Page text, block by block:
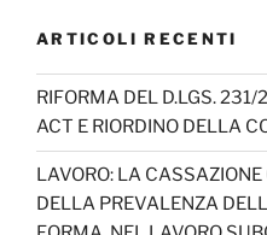
c
e
b
o
o
k
a
gr
a
m
T
o
k
k
e
dI
n
ARTICOLI RECENTI
RIFORMA DEL D.LGS. 231/
ACT E RIORDINO DELLA
LAVORO: LA
DELLA PREVALENZA